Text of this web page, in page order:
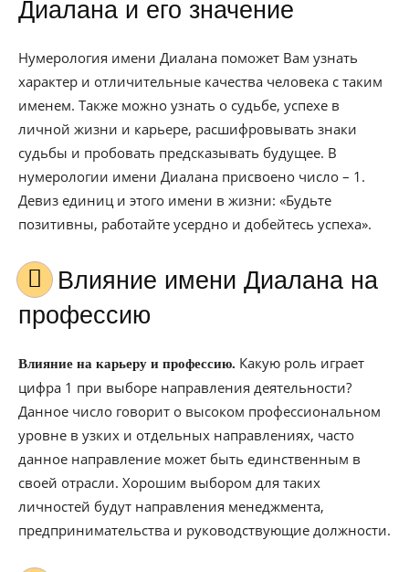
Диалана и его значение
Нумерология имени Диалана поможет Вам узнать
характер и отличительные качества человека с таким
именем. Также можно узнать о судьбе, успехе в
личной жизни и карьере, расшифровывать знаки
судьбы и пробовать предсказывать будущее. В
нумерологии имени Диалана присвоено число – 1.
Девиз единиц и этого имени в жизни: «Будьте
позитивны, работайте усердно и добейтесь успеха».
Влияние имени Диалана на
профессию
Влияние на карьеру и профессию. Какую роль играет
цифра 1 при выборе направления деятельности?
Данное число говорит о высоком профессиональном
уровне в узких и отдельных направлениях, часто
данное направление может быть единственным в
своей отрасли. Хорошим выбором для таких
личностей будут направления менеджмента,
предпринимательства и руководствующие должности.